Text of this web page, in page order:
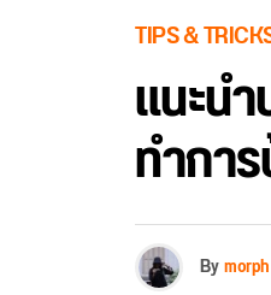
TIPS &
แนะน
ทำกา
Bymorph